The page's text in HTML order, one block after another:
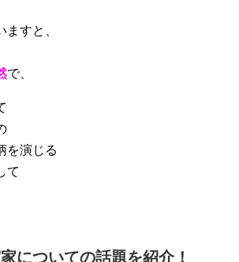
すと、
で、
を演じる
て
についての話題を紹介！